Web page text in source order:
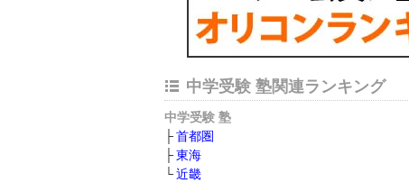
中学受験 塾関連ランキング
中学受験 塾
首都圏
東海
近畿